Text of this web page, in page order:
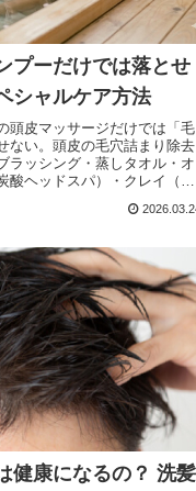
プーだけでは落とせ
シャルケア方法
頭皮マッサージだけでは「毛
ない。頭皮の毛穴詰まり除去
ラッシング・蒸しタオル・オ
酸ヘッドスパ）・クレイ（粘
健康になるの？ 洗髪